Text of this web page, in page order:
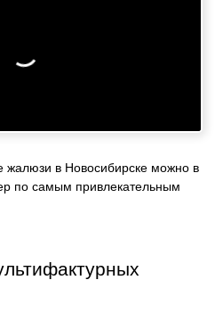
жалюзи в Новосибирске можно в
по самым привлекательным